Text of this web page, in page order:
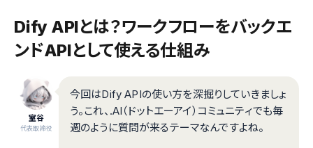
Dify APIとは？ワークフローをバックエ
ンドAPIとして使える仕組み
室谷
代表取締役
今回はDify APIの使い方を深掘りしていきましょ
う。これ、.AI（ドットエーアイ）コミュニティでも毎
週のように質問が来るテーマなんですよね。